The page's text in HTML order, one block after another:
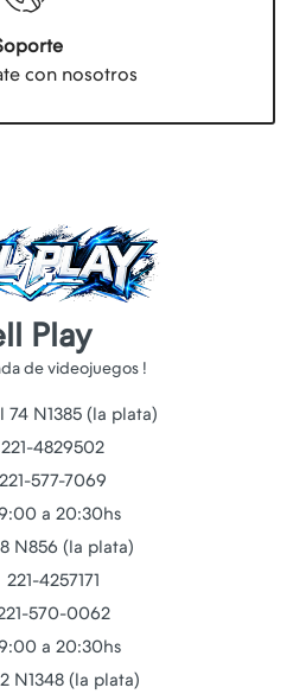
con nosotros
Play
74 N1385 (la plata)
221-4829502
221-577-7069
a 20:30hs
N856 (la plata)
221-4257171
570-0062
a 20:30hs
N1348 (la plata)